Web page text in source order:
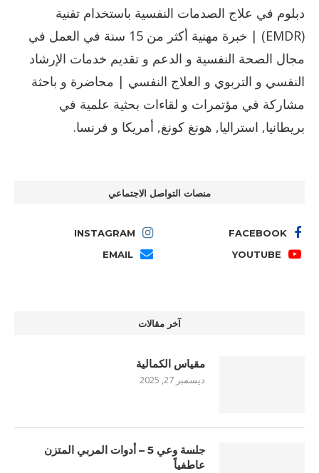
دبلوم في علاج الصدمات النفسية باستخدام تقنية
(EMDR) | خبرة مهنية أكثر من 15 سنة في العمل في
مجال الصحة النفسية و الدعم و تقديم خدمات الإرشاد
النفسي و التربوي و العلاج النفسي | محاضرة و باحثة
مشاركة في مؤتمرات و لقاءات بحثية علمية في
بريطانيا, استراليا, هونغ كونغ, أمريكا و فرنسا.
منصات التواصل الاجتماعي
FACEBOOK
INSTAGRAM
YOUTUBE
EMAIL
آخر مقالات
مقياس الكمالية
ديسمبر 27, 2025
جلسة وعي 5 – أدوات المربي المتزن
عاطفياً